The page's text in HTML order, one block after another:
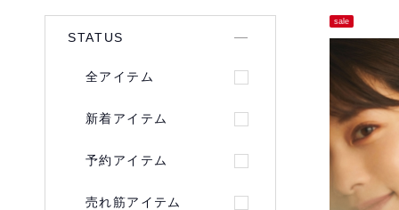
STATUS
全アイテム
新着アイテム
予約アイテム
売れ筋アイテム
sale